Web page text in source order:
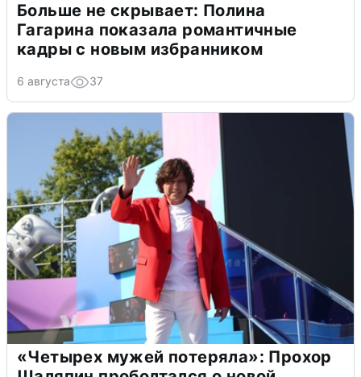
Больше не скрывает: Полина
Гагарина показала романтичные
кадры с новым избранником
6 августа 37
«Четырех мужей потеряла»: Прохор